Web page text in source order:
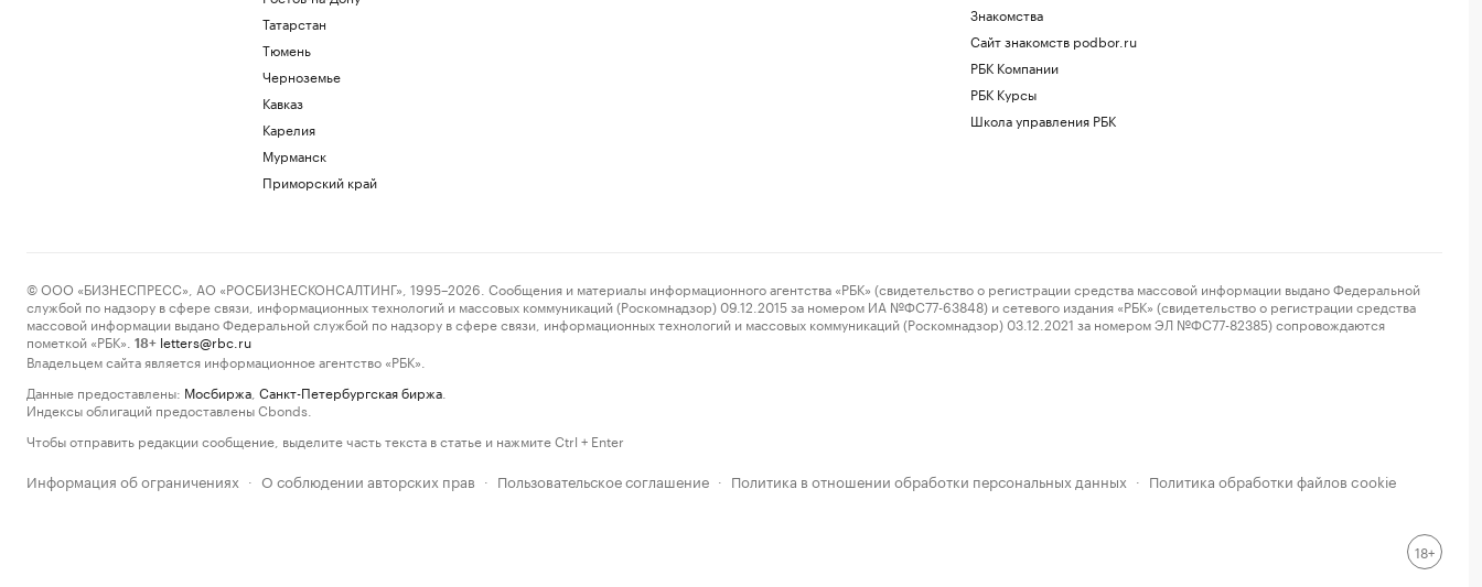
Татарстан
Тюмень
Черноземье
Кавказ
Карелия
Мурманск
Приморский край
Знакомства
Сайт знакомств podbor.ru
РБК Компании
РБК Курсы
Школа управления РБК
© ООО «БИЗНЕСПРЕСС», АО «РОСБИЗНЕСКОНСАЛТИНГ», 1995–2026. Сообщения и материалы информационного агентства «РБК» (свидетельство о регистрации средства массовой информации выдано Федеральной
службой по надзору в сфере связи, информационных технологий и массовых коммуникаций (Роскомнадзор) 09.12.2015 за номером ИА №ФС77-63848) и сетевого издания «РБК» (свидетельство о регистрации средства
массовой информации выдано Федеральной службой по надзору в сфере связи, информационных технологий и массовых коммуникаций (Роскомнадзор) 03.12.2021 за номером ЭЛ №ФС77-82385) сопровождаются
пометкой «РБК».
18+ letters@rbc.ru
Владельцем сайта является информационное агентство «РБК».
Данные предоставлены: Мосбиржа Санкт-Петербургская биржа
Индексы облигаций предоставлены Cbonds.
Чтобы отправить редакции сообщение, выделите часть текста в статье и нажмите Ctrl + Enter
Информация об ограничениях · О соблюдении авторских прав · Пользовательское соглашение · Политика в отношении обработки персональных данных · Политика обработки файлов cookie
18+